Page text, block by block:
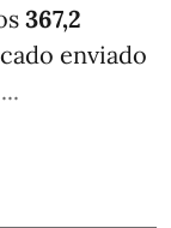
367,2
enviado